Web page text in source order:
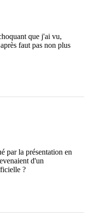
que j'ai vu,
faut pas non plus
par la présentation en
d'un
?